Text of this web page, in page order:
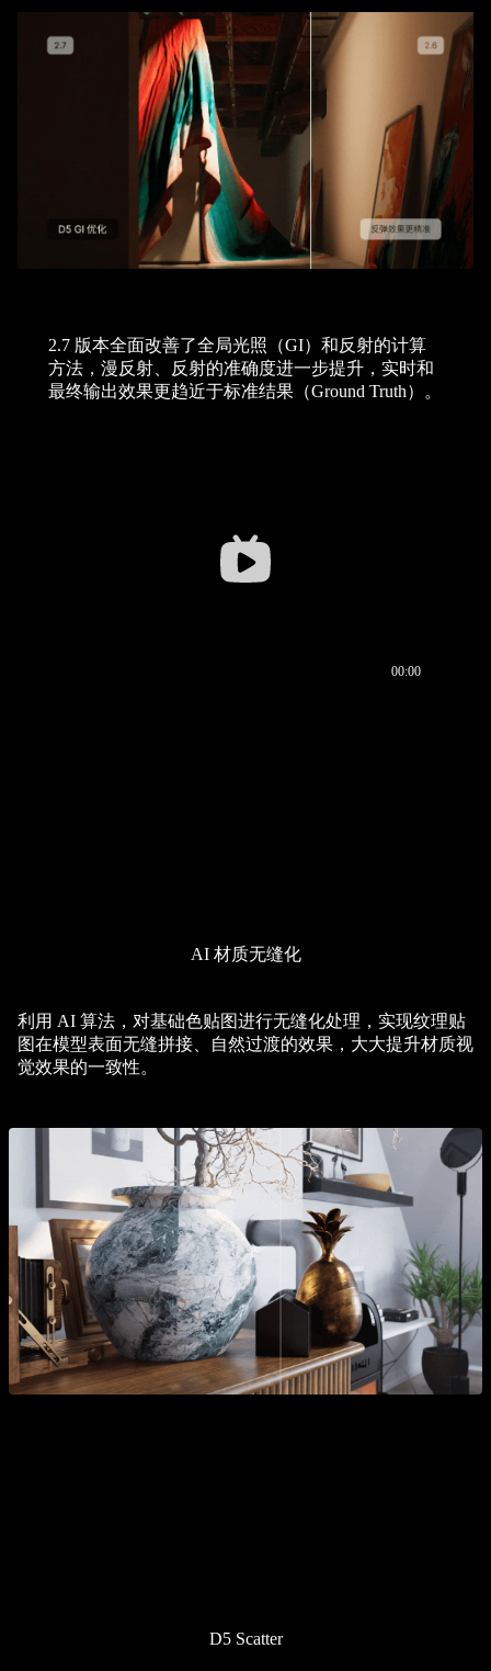
2.7 版本全面改善了全局光照（GI）和反射的计算
方法，漫反射、反射的准确度进一步提升，实时和
最终输出效果更趋近于标准结果（Ground Truth）。
AI 材质无缝化
利用 AI 算法，对基础色贴图进行无缝化处理，实现纹理贴
图在模型表面无缝拼接、自然过渡的效果，大大提升材质视
觉效果的一致性。
D5 Scatter